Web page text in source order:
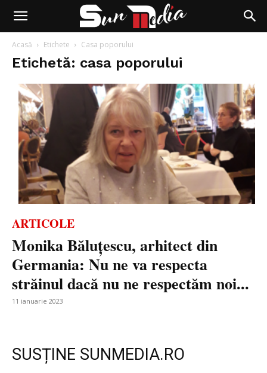
Acasă Etichete Casa poporului
Etichetă: casa poporului
ARTICOLE
Monika Băluțescu, arhitect din
Germania: Nu ne va respecta
străinul dacă nu ne respectăm noi...
11 ianuarie 2023
SUSȚINE SUNMEDIA.RO